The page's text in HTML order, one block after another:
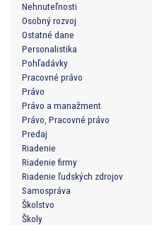
Nehnuteľnosti
Osobný rozvoj
Ostatné dane
Personalistika
Pohľadávky
Pracovné právo
Právo
Právo a manažment
Právo, Pracovné právo
Predaj
Riadenie
Riadenie firmy
Riadenie ľudských zdrojov
Samospráva
Školstvo
Školy